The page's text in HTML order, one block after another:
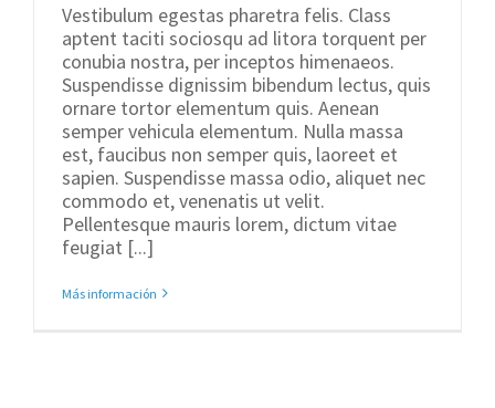
Vestibulum egestas pharetra felis. Class
aptent taciti sociosqu ad litora torquent per
conubia nostra, per inceptos himenaeos.
Suspendisse dignissim bibendum lectus, quis
ornare tortor elementum quis. Aenean
semper vehicula elementum. Nulla massa
est, faucibus non semper quis, laoreet et
sapien. Suspendisse massa odio, aliquet nec
commodo et, venenatis ut velit.
Pellentesque mauris lorem, dictum vitae
feugiat [...]
Más información